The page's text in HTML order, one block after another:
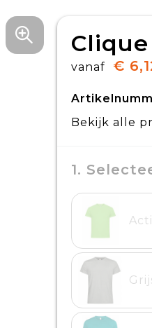
vanaf €
Bekijk alle
1.